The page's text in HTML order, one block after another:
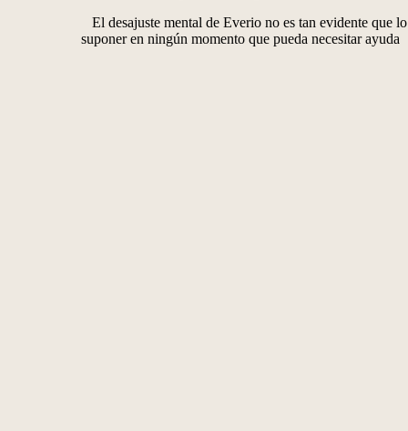
El desajuste mental de Everio no es tan evidente que
suponer en ningún momento que pueda necesitar ayuda